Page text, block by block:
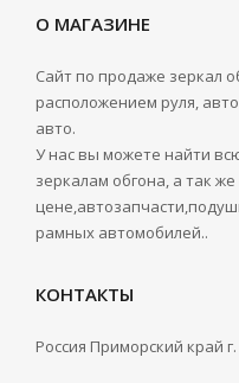
О МАГАЗИНЕ
Сайт по продаже зеркал
расположением руля,
авто.
У нас вы можете найти
зеркалам обгона, а так
рамных автомобилей..
КОНТАКТЫ
Россия Приморский край